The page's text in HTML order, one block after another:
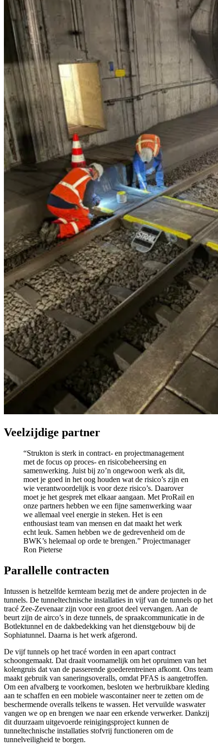
Veelzijdige partner
“Strukton is sterk in contract- en projectmanagement
met de focus op proces- en risicobeheersing en
samenwerking. Juist bij zo’n ongewoon werk als dit,
moet je goed in het oog houden wat de risico’s zijn en
wie verantwoordelijk is voor deze risico’s. Daarover
moet je het gesprek met elkaar aangaan. Met ProRail en
onze partners hebben we een fijne samenwerking waar
we allemaal veel energie in steken. Het is een
enthousiast team van mensen en dat maakt het werk
echt leuk. Samen hebben we de gedrevenheid om de
BWK’s helemaal op orde te brengen.” Projectmanager
Ron Pieterse
Parallelle contracten
Intussen is hetzelfde kernteam bezig met de andere projecten in de
tunnels. De tunneltechnische installaties in vijf van de tunnels op het
tracé Zee-Zevenaar zijn voor een groot deel vervangen. Aan de
beurt zijn de airco’s in deze tunnels, de spraakcommunicatie in de
Botlektunnel en de dakbedekking van het dienstgebouw bij de
Sophiatunnel. Daarna is het werk afgerond.
De vijf tunnels op het tracé worden in een apart contract
schoongemaakt. Dat draait voornamelijk om het opruimen van het
kolengruis dat van de passerende goederentreinen afkomt. Ons team
maakt gebruik van saneringsoveralls, omdat PFAS is aangetroffen.
Om een afvalberg te voorkomen, besloten we herbruikbare kleding
aan te schaffen en een mobiele wascontainer neer te zetten om de
beschermende overalls telkens te wassen. Het vervuilde waswater
vangen we op en brengen we naar een erkende verwerker. Dankzij
dit duurzaam uitgevoerde reinigingsproject kunnen de
tunneltechnische installaties stofvrij functioneren om de
tunnelveiligheid te borgen.